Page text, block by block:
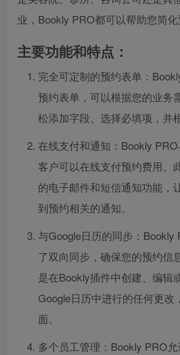
业，Bookly PRO都可以帮助您简化
主要功能和特点：
完全可定制的预约表单：
预约表单，可以根据您的业务
松添加字段、选择必填项，并
在线支付和通知：Bookly
客户可以在线支付预约费用。
的电子邮件和短信通知功能，
到预约相关的通知。
与Google日历的同步：Bookly
了双向同步，确保您的预约信
是在Bookly插件中创建、编辑
Google日历中进行的任何更改
面。
多个员工管理：Bookly PRO